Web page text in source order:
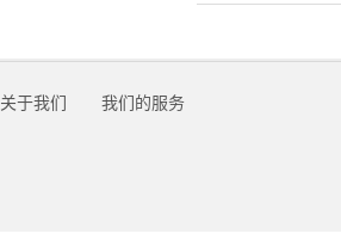
关于我们 我们的服务